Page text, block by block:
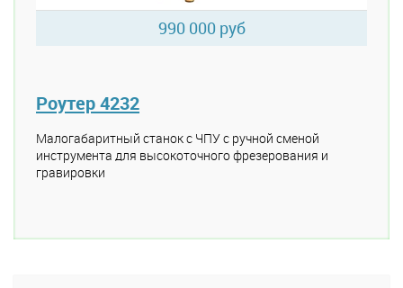
990 000 руб
Роутер 4232
Малогабаритный станок с ЧПУ с ручной сменой
инструмента для высокоточного фрезерования и
гравировки